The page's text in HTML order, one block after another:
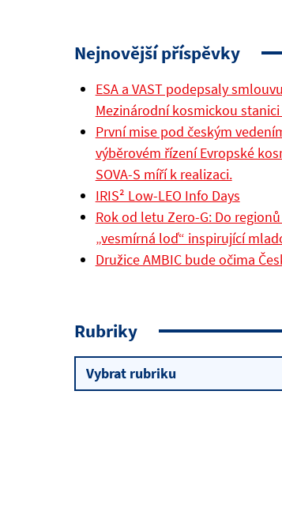
Nejnovější příspěvky
ESA a VAST podepsaly
Mezinárodní kosmickou stanici
První mise pod českým
výběrovém řízení Evropské
SOVA-S míří k realizaci.
IRIS² Low-LEO Info Days
Rok od letu Zero-G: Do
„vesmírná loď“ inspirující
Družice AMBIC bude očima
Rubriky
Rubriky